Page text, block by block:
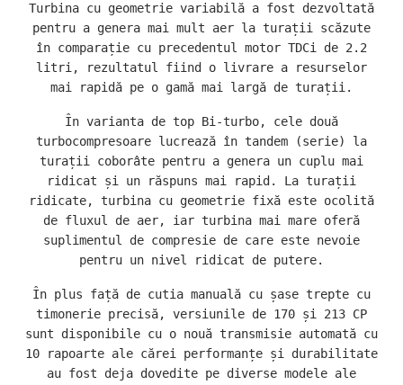
Turbina cu geometrie variabilă a fost dezvoltată
pentru a genera mai mult aer la turații scăzute
în comparație cu precedentul motor TDCi de 2.2
litri, rezultatul fiind o livrare a resurselor
mai rapidă pe o gamă mai largă de turații.
În varianta de top Bi-turbo, cele două
turbocompresoare lucrează în tandem (serie) la
turații coborâte pentru a genera un cuplu mai
ridicat și un răspuns mai rapid. La turații
ridicate, turbina cu geometrie fixă este ocolită
de fluxul de aer, iar turbina mai mare oferă
suplimentul de compresie de care este nevoie
pentru un nivel ridicat de putere.
În plus față de cutia manuală cu șase trepte cu
timonerie precisă, versiunile de 170 și 213 CP
sunt disponibile cu o nouă transmisie automată cu
10 rapoarte ale cărei performanțe și durabilitate
au fost deja dovedite pe diverse modele ale